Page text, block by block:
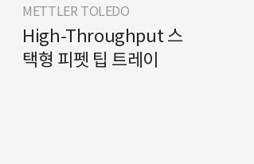
METTLER TOLEDO
High-Throughput 스
택형 피펫 팁 트레이